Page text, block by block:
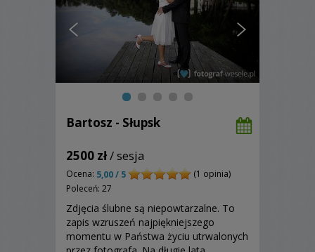
Bartosz - Słupsk
2500 zł/ sesja
Ocena: 5,00 / 5
(1 opinia)
Poleceń: 27
Zdjęcia ślubne są niepowtarzalne. To
zapis wzruszeń najpiękniejszego
momentu w Państwa życiu utrwalonych